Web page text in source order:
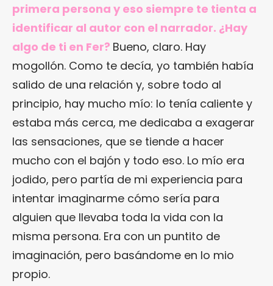
primera persona y eso siempre te tienta a
identificar al autor con el narrador. ¿Hay
algo de ti en Fer? Bueno, claro. Hay
mogollón. Como te decía, yo también había
salido de una relación y, sobre todo al
principio, hay mucho mío: lo tenía caliente y
estaba más cerca, me dedicaba a exagerar
las sensaciones, que se tiende a hacer
mucho con el bajón y todo eso. Lo mío era
jodido, pero partía de mi experiencia para
intentar imaginarme cómo sería para
alguien que llevaba toda la vida con la
misma persona. Era con un puntito de
imaginación, pero basándome en lo mio
propio.